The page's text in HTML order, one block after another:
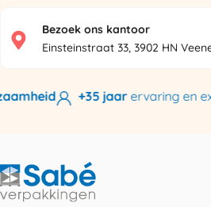
Bezoek ons kantoor
Einsteinstraat 33, 3902 HN
biedenkwaliteit en